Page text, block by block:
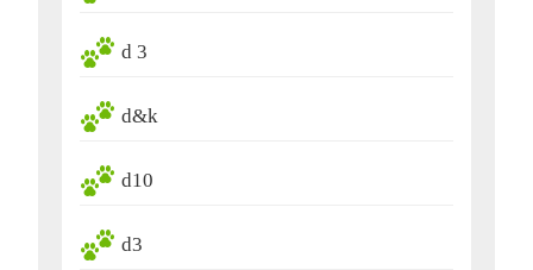
d 3
d&k
d10
d3